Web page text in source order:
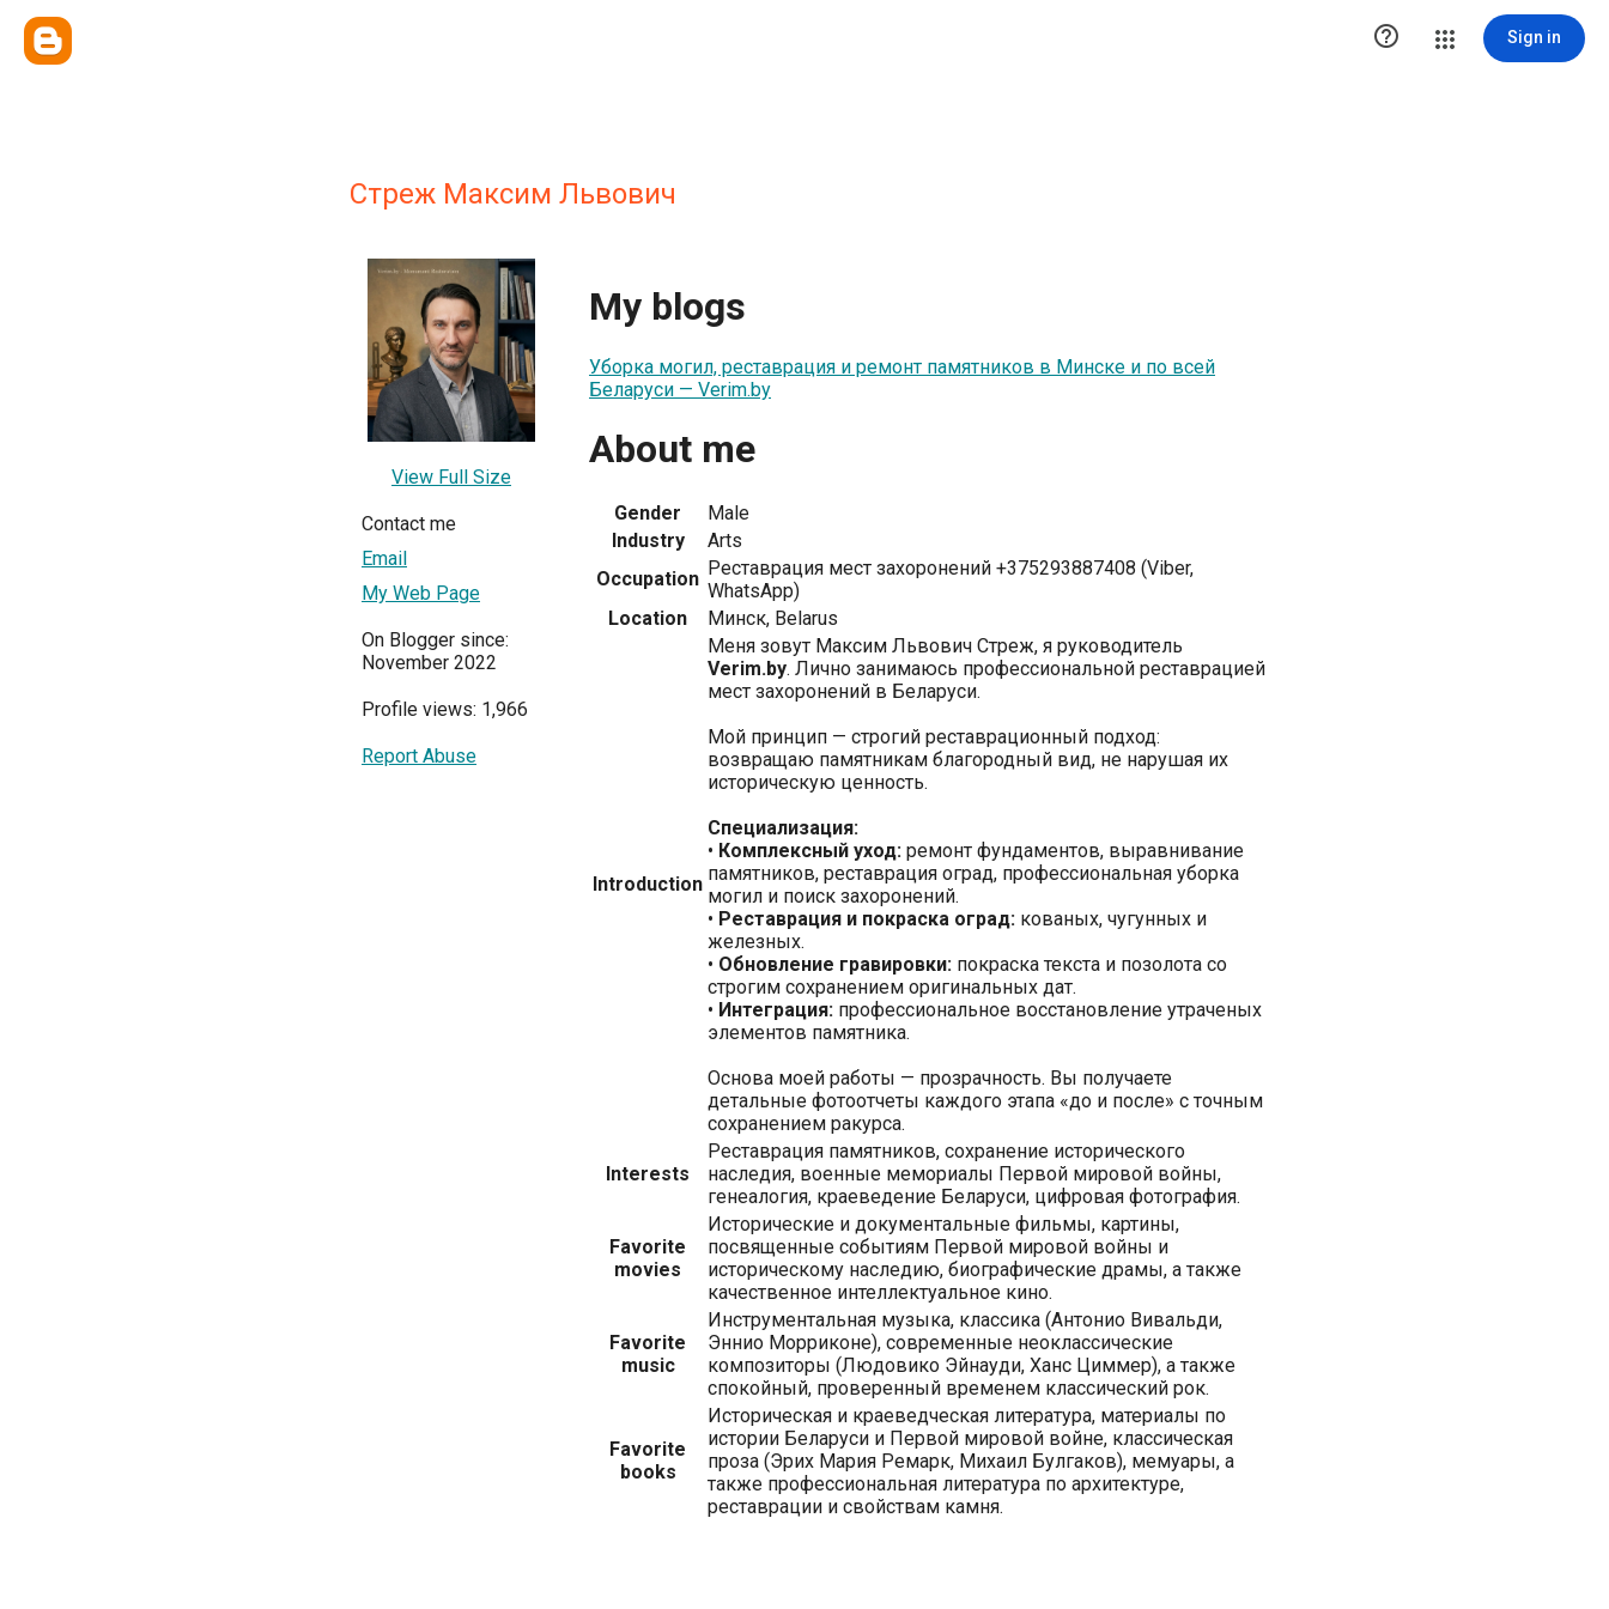
 Sign in
Стреж Максим Львович
View Full Size
Contact me
Email
My Web Page
On Blogger since:
November 2022
Profile views: 1,966
Report Abuse
My blogs
Уборка могил, реставрация и ремонт памятников в Минске и по всей
Беларуси — Verim.by
About me
Gender
Male
Industry
Arts
Occupation Реставрация мест захоронений +375293887408 (Viber,
WhatsApp)
Location
Минск, Belarus
Introduction
Меня зовут Максим Львович Стреж, я руководитель
Verim.by. Лично занимаюсь профессиональной реставрацией
мест захоронений в Беларуси.
Мой принцип — строгий реставрационный подход:
возвращаю памятникам благородный вид, не нарушая их
историческую ценность.
Специализация:
• Комплексный уход: ремонт фундаментов, выравнивание
памятников, реставрация оград, профессиональная уборка
могил и поиск захоронений.
• Реставрация и покраска оград: кованых, чугунных и
железных.
• Обновление гравировки: покраска текста и позолота со
строгим сохранением оригинальных дат.
• Интеграция: профессиональное восстановление утраченых
элементов памятника.
Основа моей работы — прозрачность. Вы получаете
детальные фотоотчеты каждого этапа «до и после» с точным
сохранением ракурса.
Interests
Реставрация памятников, сохранение исторического
наследия, военные мемориалы Первой мировой войны,
генеалогия, краеведение Беларуси, цифровая фотография.
Favorite
movies
Исторические и документальные фильмы, картины,
посвященные событиям Первой мировой войны и
историческому наследию, биографические драмы, а также
качественное интеллектуальное кино.
Favorite
music
Инструментальная музыка, классика (Антонио Вивальди,
Эннио Морриконе), современные неоклассические
композиторы (Людовико Эйнауди, Ханс Циммер), а также
спокойный, проверенный временем классический рок.
Favorite
books
Историческая и краеведческая литература, материалы по
истории Беларуси и Первой мировой войне, классическая
проза (Эрих Мария Ремарк, Михаил Булгаков), мемуары, а
также профессиональная литература по архитектуре,
реставрации и свойствам камня.